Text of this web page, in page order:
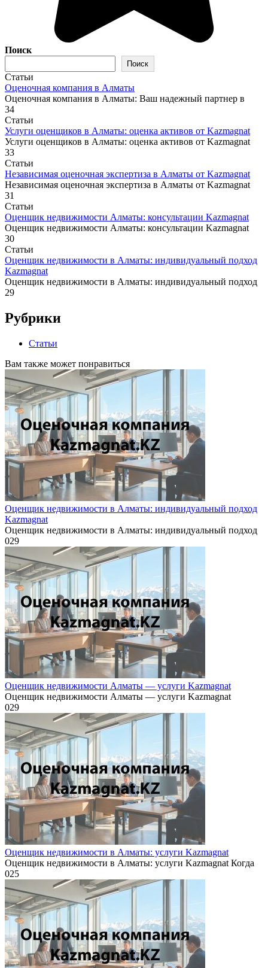
Поиск
Поиск
Статьи
Оценочная компания в Алматы
Оценочная компания в Алматы: Ваш надежный партнер в
34
Статьи
Услуги оценщиков в Алматы: оценка активов от Kazmagnat
Услуги оценщиков в Алматы: оценка активов от Kazmagnat
33
Статьи
Независимая оценочная экспертиза в Алматы от Kazmagnat
Независимая оценочная экспертиза в Алматы от Kazmagnat
31
Статьи
Оценщик недвижимости Алматы: консультации Kazmagnat
Оценщик недвижимости Алматы: консультации Kazmagnat
30
Статьи
Оценщик недвижимости в Алматы: индивидуальный подход
Kazmagnat
Оценщик недвижимости в Алматы: индивидуальный подход
29
Рубрики
Статьи
Вам также может понравиться
Оценщик недвижимости в Алматы: индивидуальный подход
Kazmagnat
Оценщик недвижимости в Алматы: индивидуальный подход
029
Оценщик недвижимости Алматы — услуги Kazmagnat
Оценщик недвижимости Алматы — услуги Kazmagnat
029
Оценщик недвижимости в Алматы: услуги Kazmagnat
Оценщик недвижимости в Алматы: услуги Kazmagnat Когда
025